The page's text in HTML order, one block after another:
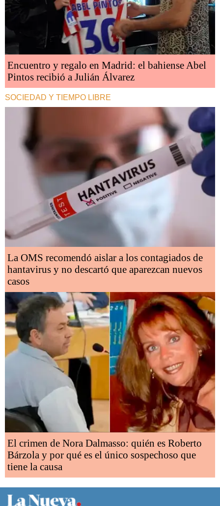
Encuentro y regalo en Madrid: el bahiense Abel
Pintos recibió a Julián Álvarez
SOCIEDAD Y TIEMPO LIBRE
La OMS recomendó aislar a los contagiados de
hantavirus y no descartó que aparezcan nuevos
casos
El crimen de Nora Dalmasso: quién es Roberto
Bárzola y por qué es el único sospechoso que
tiene la causa